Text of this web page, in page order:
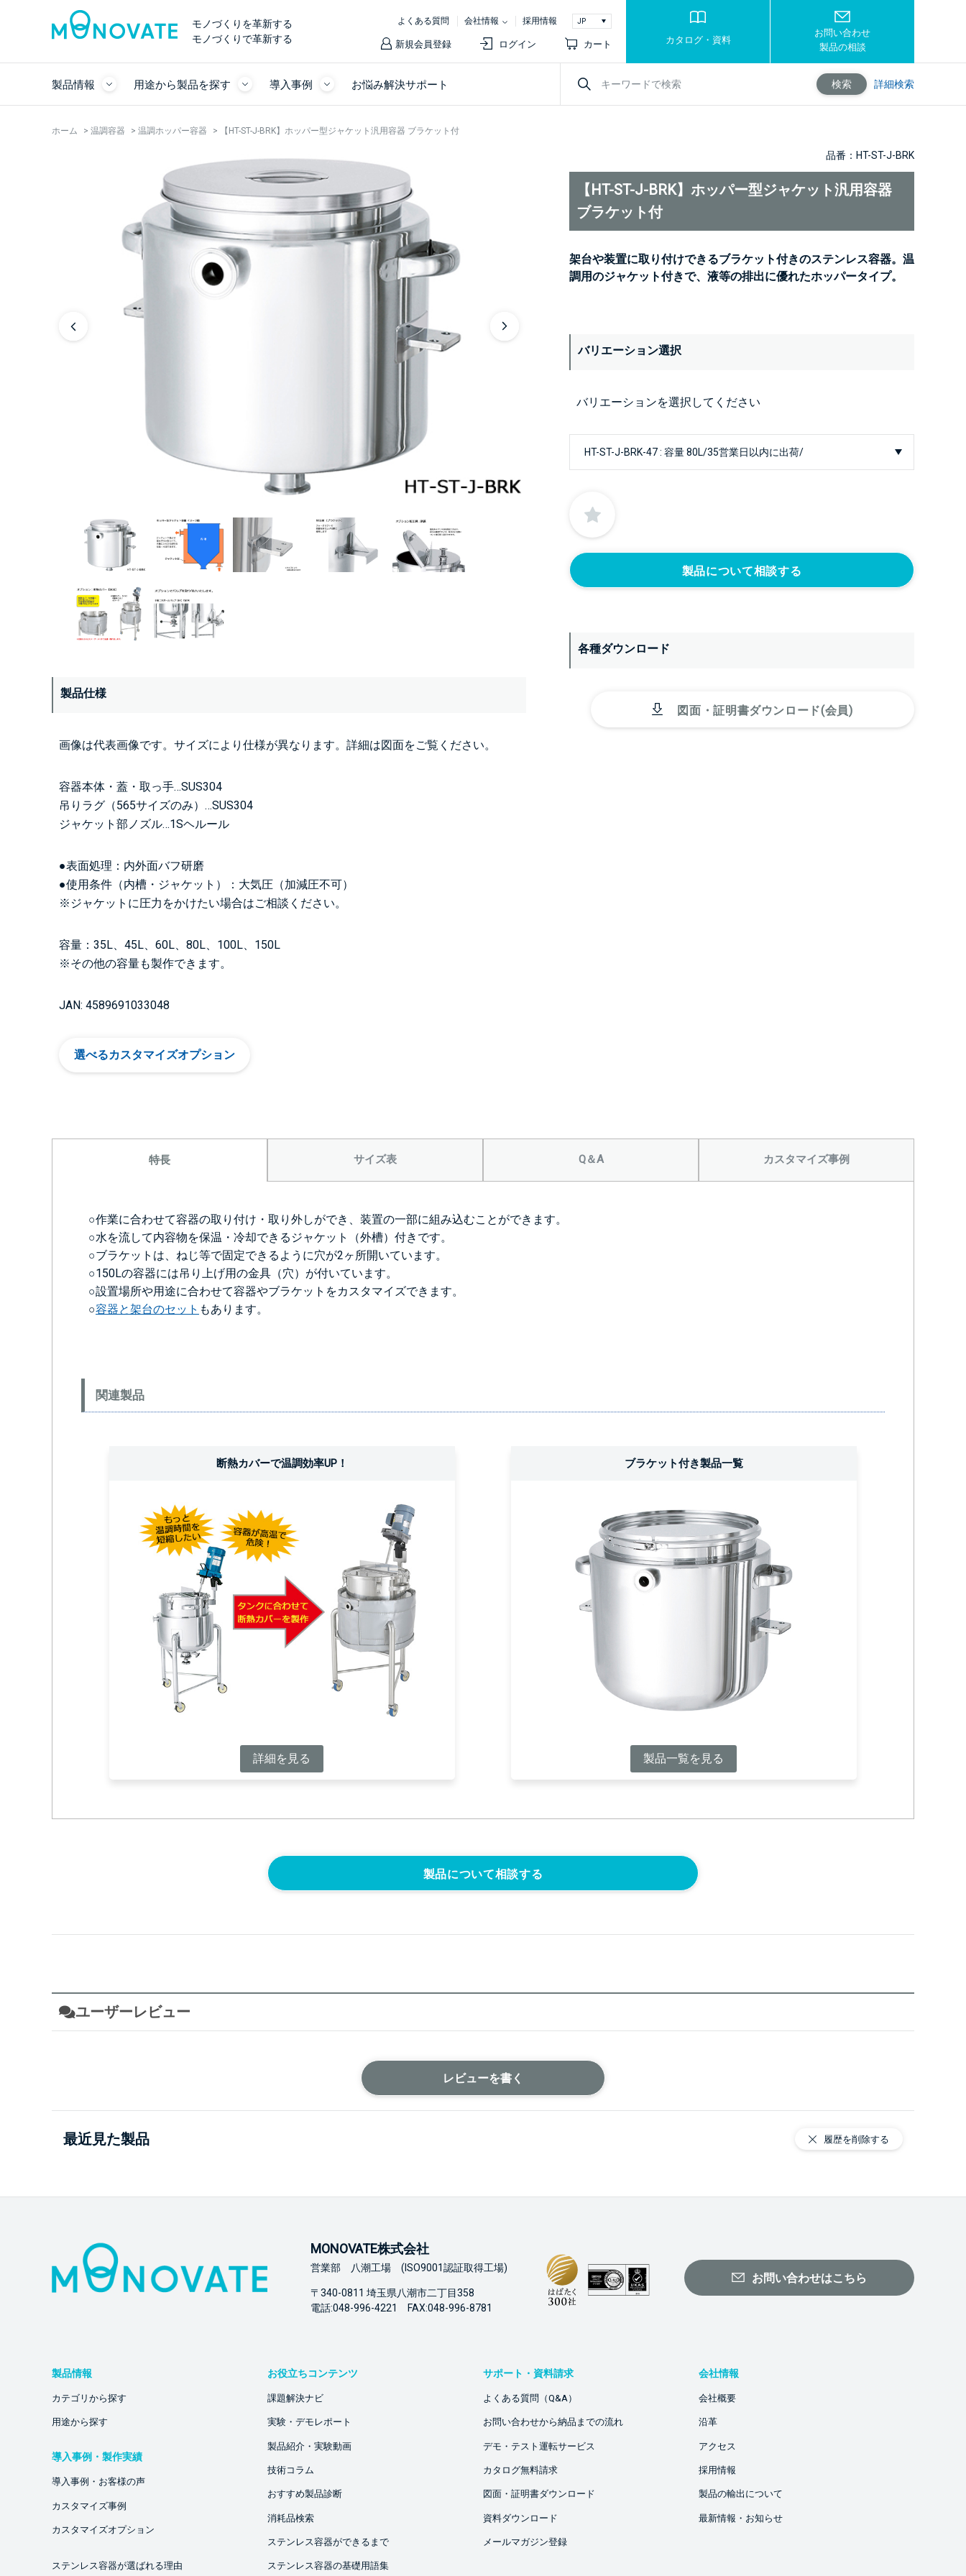
モノづくりを革新する
モノづくりで革新する
よくある質問 会社情報 採用情報
新規会員登録 ログイン カート カタログ・資料
お問い合わせ
製品の相談
製品情報 用途から製品を探す 導入事例 お悩み解決サポート 検索 詳細検索
ホーム > 温調容器 > 温調ホッパー容器 > 【HT-ST-J-BRK】ホッパー型ジャケット汎用容器 ブラケット付
製品仕様
画像は代表画像です。サイズにより仕様が異なります。詳細は図面をご覧ください。
容器本体・蓋・取っ手…SUS304
吊りラグ（565サイズのみ）…SUS304
ジャケット部ノズル…1Sヘルール
●表面処理：内外面バフ研磨
●使用条件（内槽・ジャケット）：大気圧（加減圧不可）
※ジャケットに圧力をかけたい場合はご相談ください。
容量：35L、45L、60L、80L、100L、150L
※その他の容量も製作できます。
JAN: 4589691033048
選べるカスタマイズオプション
品番：HT-ST-J-BRK
【HT-ST-J-BRK】ホッパー型ジャケット汎用容器
ブラケット付
架台や装置に取り付けできるブラケット付きのステンレス容器。温
調用のジャケット付きで、液等の排出に優れたホッパータイプ。
バリエーション選択
バリエーションを選択してください
製品について相談する
各種ダウンロード
図面・証明書ダウンロード(会員)
特長 サイズ表 Q＆A カスタマイズ事例
○作業に合わせて容器の取り付け・取り外しができ、装置の一部に組み込むことができます。
○水を流して内容物を保温・冷却できるジャケット（外槽）付きです。
○ブラケットは、ねじ等で固定できるように穴が2ヶ所開いています。
○150Lの容器には吊り上げ用の金具（穴）が付いています。
○設置場所や用途に合わせて容器やブラケットをカスタマイズできます。
○容器と架台のセット もあります。
関連製品
断熱カバーで温調効率UP！
詳細を見る
ブラケット付き製品一覧
製品一覧を見る
製品について相談する
ユーザーレビュー
レビューを書く
最近見た製品 履歴を削除する
MONOVATE株式会社
営業部 八潮工場 (ISO9001認証取得工場)
〒340-0811 埼玉県八潮市二丁目358
電話:048-996-4221 FAX:048-996-8781
お問い合わせはこちら
製品情報
カテゴリから探す
用途から探す
導入事例・製作実績
導入事例・お客様の声
カスタマイズ事例
カスタマイズオプション
ステンレス容器が選ばれる理由
お役立ちコンテンツ
課題解決ナビ
実験・デモレポート
製品紹介・実験動画
技術コラム
おすすめ製品診断
消耗品検索
ステンレス容器ができるまで
ステンレス容器の基礎用語集
サポート・資料請求
よくある質問（Q&A）
お問い合わせから納品までの流れ
デモ・テスト運転サービス
カタログ無料請求
図面・証明書ダウンロード
資料ダウンロード
メールマガジン登録
会社情報
会社概要
沿革
アクセス
採用情報
製品の輸出について
最新情報・お知らせ